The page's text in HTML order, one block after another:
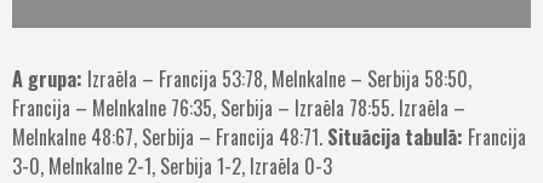
A grupa: Izraēla – Francija 53:78, Melnkalne – Serbija 58:50,
Francija – Melnkalne 76:35, Serbija – Izraēla 78:55. Izraēla –
Melnkalne 48:67, Serbija – Francija 48:71. Situācija tabulā: Francija
3-0, Melnkalne 2-1, Serbija 1-2, Izraēla 0-3